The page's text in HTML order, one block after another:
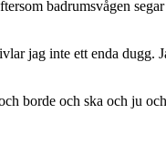
badrumsvågen
jag inte ett enda dugg.
borde och ska och ju